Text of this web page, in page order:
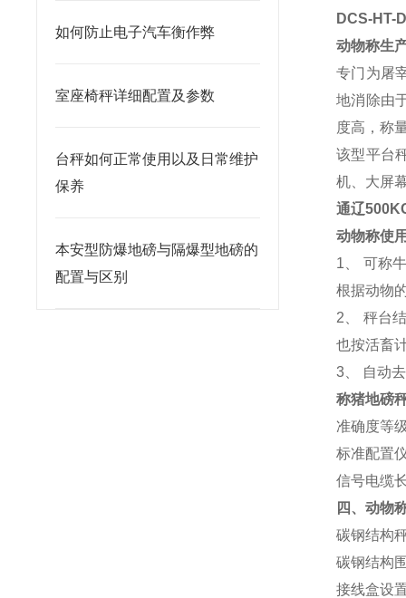
如何防止电子汽车衡作弊
室座椅秤详细配置及参数
台秤如何正常使用以及日常维护
保养
本安型防爆地磅与隔爆型地磅的
配置与区别
DCS-HT-
动物称生
专门为屠
地消除由
度高，称
该型平台
机、大屏
通辽
动物称使
1、 可称
根据动物
2、 秤台
也按活畜
3、 自动
称猪地磅
准确度等
标准配置
信号电缆
四、动物
碳钢结构
碳钢结构
接线盒设